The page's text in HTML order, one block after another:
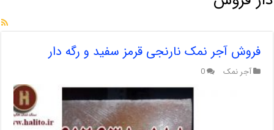
فروش آجر نمک نارنجی قرمز سفید و رگه دار
آجر نمک 0